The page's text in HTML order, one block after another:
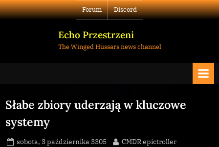
Skip
to
Forum Discord
Echo Przestrzeni
The Winged Hussars news channel
Słabe zbiory uderzają w kluczowe
systemy
Posted
sobota, 3 października 3305 By
CMDR epictroller